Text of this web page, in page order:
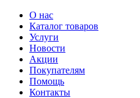
О нас
Каталог товаров
Услуги
Новости
Акции
Покупателям
Помощь
Контакты